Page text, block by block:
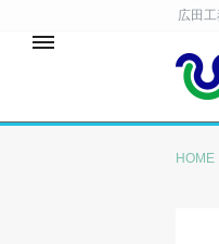
広田
HOME